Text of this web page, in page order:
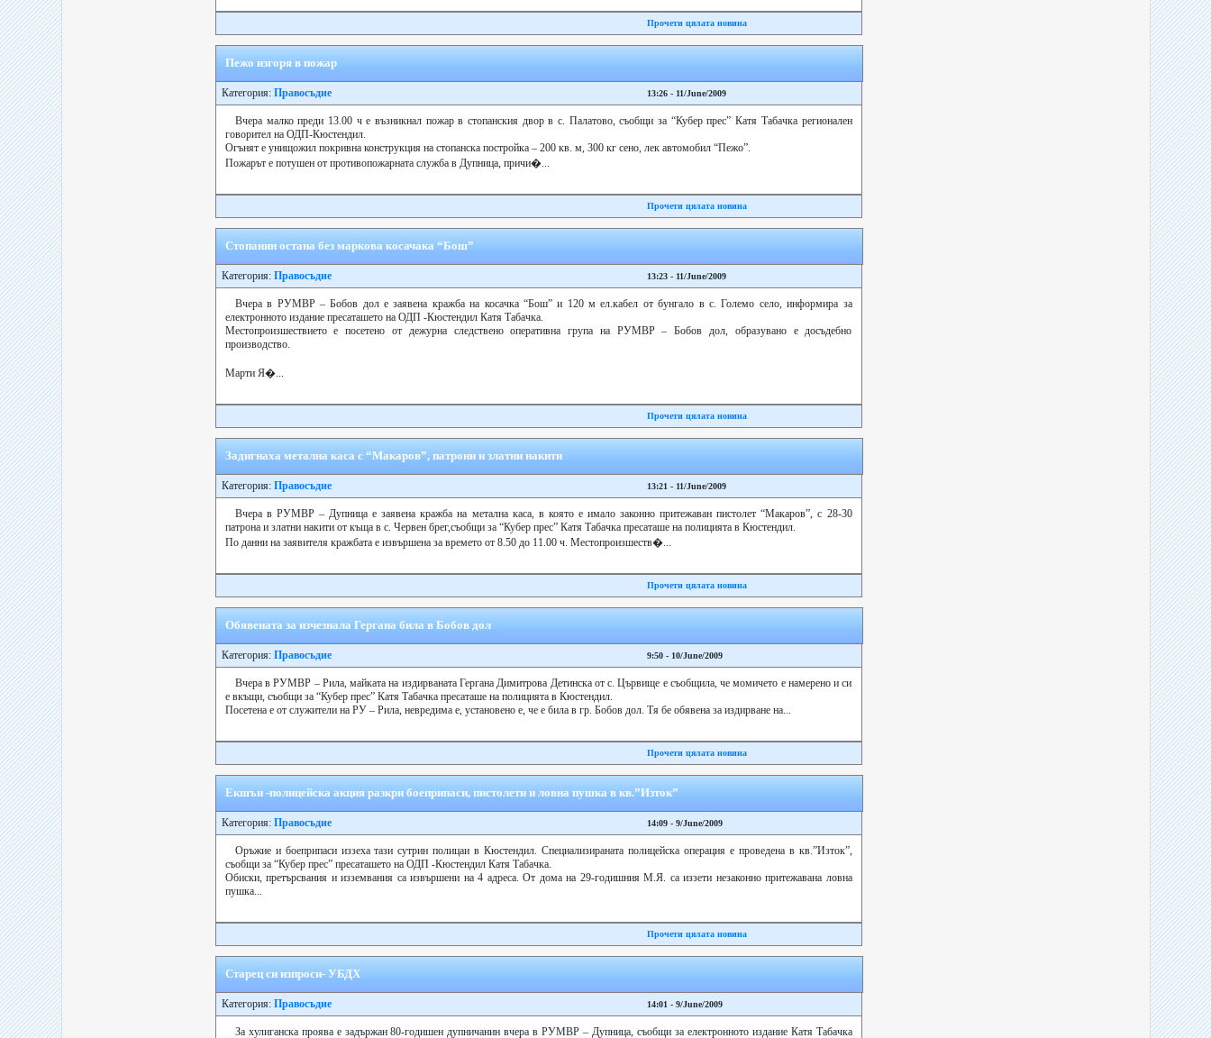
Прочети цялата новина
Пежо изгоря в пожар
Категория: Правосъдие 13:26 - 11/June/2009
Вчера малко преди 13.00 ч е възникнал пожар в стопанския двор в с. Палатово, съобщи за “Кубер прес” Катя Табачка регионален
говорител на ОДП-Кюстендил.
Огънят е унищожил покривна конструкция на стопанска постройка – 200 кв. м, 300 кг сено, лек автомобил “Пежо”.
Пожарът е потушен от противопожарната служба в Дупница, причи�...
Прочети цялата новина
Стопанин остана без маркова косачака “Бош”
Категория: Правосъдие 13:23 - 11/June/2009
Вчера в РУМВР – Бобов дол е заявена кражба на косачка “Бош” и 120 м ел.кабел от бунгало в с. Големо село, информира за
електронното издание пресаташето на ОДП -Кюстендил Катя Табачка.
Местопроизшествието е посетено от дежурна следствено оперативна група на РУМВР – Бобов дол, образувано е досъдебно
производство.
Марти Я�...
Прочети цялата новина
Задигнаха метална каса с “Макаров”, патрони и златни накити
Категория: Правосъдие 13:21 - 11/June/2009
Вчера в РУМВР – Дупница е заявена кражба на метална каса, в която е имало законно притежаван пистолет “Макаров”, с 28-30
патрона и златни накити от къща в с. Червен брег,съобщи за “Кубер прес” Катя Табачка пресаташе на полицията в Кюстендил.
По данни на заявителя кражбата е извършена за времето от 8.50 до 11.00 ч. Местопроизшеств�...
Прочети цялата новина
Обявената за изчезнала Гергана била в Бобов дол
Категория: Правосъдие 9:50 - 10/June/2009
Вчера в РУМВР – Рила, майката на издирваната Гергана Димитрова Детинска от с. Цървище е съобщила, че момичето е намерено и си
е вкъщи, съобщи за “Кубер прес” Катя Табачка пресаташе на полицията в Кюстендил.
Посетена е от служители на РУ – Рила, невредима е, установено е, че е била в гр. Бобов дол. Тя бе обявена за издирване на...
Прочети цялата новина
Екшън -полицейска акция разкри боеприпаси, пистолети и ловна пушка в кв.”Изток”
Категория: Правосъдие 14:09 - 9/June/2009
Оръжие и боеприпаси иззеха тази сутрин полицаи в Кюстендил. Специализираната полицейска операция е проведена в кв.”Изток”,
съобщи за “Кубер прес” пресаташето на ОДП -Кюстендил Катя Табачка.
Обиски, претърсвания и изземвания са извършени на 4 адреса. От дома на 29-годишния М.Я. са иззети незаконно притежавана ловна
пушка...
Прочети цялата новина
Старец си изпроси- УБДХ
Категория: Правосъдие 14:01 - 9/June/2009
За хулиганска проява е задържан 80-годишен дупничанин вчера в РУМВР – Дупница, съобщи за електронното издание Катя Табачка